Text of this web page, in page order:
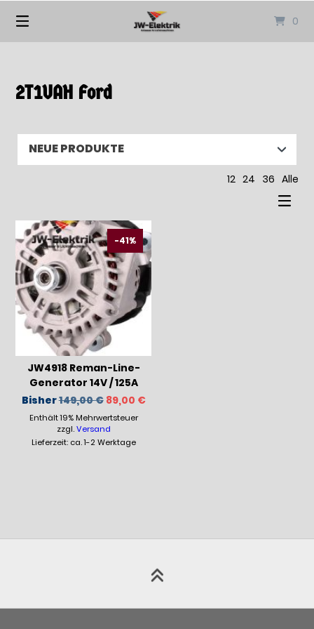
0
2T1UAH Ford
12 24 36 Alle
-41%
JW4918 Reman-Line-
Generator 14V / 125A
Bisher149,00€ Ursprünglicher
Preis
war:
149,00 €
89,00 €Aktueller
Enthält 19% Mehrwertsteuer
zzgl.Versand
Lieferzeit: ca. 1-2 Werktage